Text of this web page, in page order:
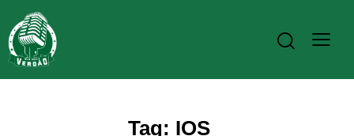
Tag: IOS